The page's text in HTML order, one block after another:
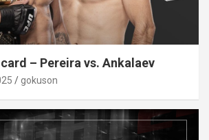
– Pereira vs. Ankalaev
gokuson